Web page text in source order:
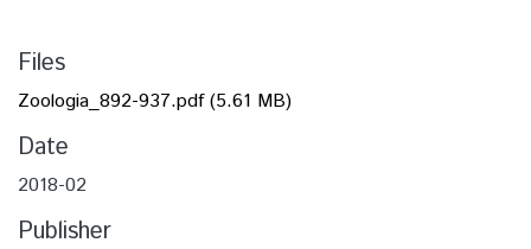
Files
Zoologia_892-937.pdf(5.61 MB)
Date
2018-02
Publisher